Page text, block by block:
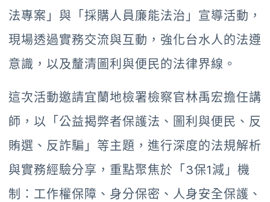
法專案」與「採購人員廉能法治」宣導活動，
現場透過實務交流與互動，強化台水人的法遵
意識，以及釐清圖利與便民的法律界線。
這次活動邀請宜蘭地檢署檢察官林禹宏擔任講
師，以「公益揭弊者保護法、圖利與便民、反
賄選、反詐騙」等主題，進行深度的法規解析
與實務經驗分享，重點聚焦於「3保1減」機
制：工作權保障、身分保密、人身安全保護、